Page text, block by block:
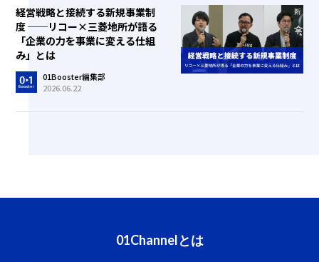
経営戦略と接続する新規事業制
度 ──リコー×三菱地所が語る
「企業の力を事業に変える仕組
み」とは
01Booster編集部
2026.06.22
01Channelとは